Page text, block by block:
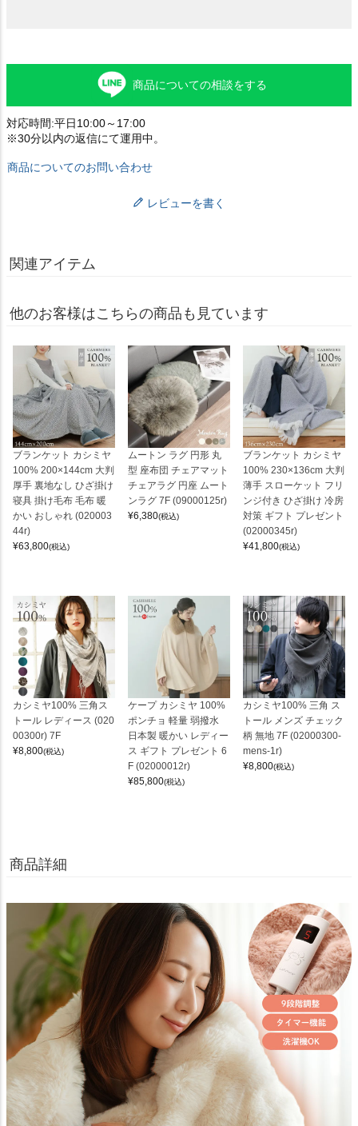
商品についての相談をする
対応時間:平日10:00～17:00
※30分以内の返信にて運用中。
商品についてのお問い合わせ
レビューを書く
関連アイテム
他のお客様はこちらの商品も見ています
ブランケット カシミヤ
100% 200×144cm 大判
厚手 裏地なし ひざ掛け
寝具 掛け毛布 毛布 暖
かい おしゃれ (020003
44r)
¥63,800(税込)
ムートン ラグ 円形 丸
型 座布団 チェアマット
チェアラグ 円座 ムート
ンラグ 7F (09000125r)
¥6,380(税込)
ブランケット カシミヤ
100% 230×136cm 大判
薄手 スローケット フリ
ンジ付き ひざ掛け 冷房
対策 ギフト プレゼント
(02000345r)
¥41,800(税込)
カシミヤ100% 三角ス
トール レディース (020
00300r) 7F
¥8,800(税込)
ケープ カシミヤ 100%
ポンチョ 軽量 弱撥水
日本製 暖かい レディー
ス ギフト プレゼント 6
F (02000012r)
¥85,800(税込)
カシミヤ100% 三角 ス
トール メンズ チェック
柄 無地 7F (02000300-
mens-1r)
¥8,800(税込)
商品詳細